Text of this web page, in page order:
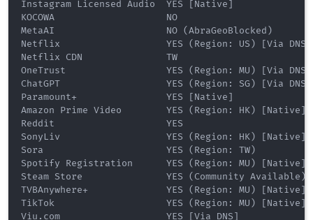
Instagram Licensed Audio  YES [Native]
KOCOWA                    NO
MetaAI                    NO (AbraGeoBlocked)
Netflix                   YES (Region: US) [Via DNS]
Netflix CDN               TW
OneTrust                  YES (Region: MU) [Via DNS]
ChatGPT                   YES (Region: SG) [Via DNS]
Paramount+                YES [Native]
Amazon Prime Video        YES (Region: HK) [Native]
Reddit                    YES
SonyLiv                   YES (Region: HK) [Native]
Sora                      YES (Region: TW)
Spotify Registration      YES (Region: MU) [Native]
Steam Store               YES (Community Available)
TVBAnywhere+              YES (Region: MU) [Native]
TikTok                    YES (Region: MU) [Native]
Viu.com                   YES [Via DNS]